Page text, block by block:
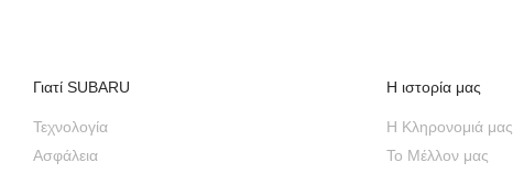
Γιατί SUBARU
Τεχνολογία
Ασφάλεια
Η ιστορία μας
H Κληρονομιά μας
Το Μέλλον μας